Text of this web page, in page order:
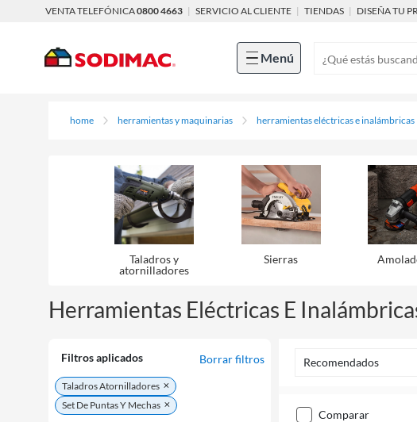
VENTA TELEFÓNICA0800 4663 | SERVICIO AL CLIENTE | TIENDAS | DISEÑA TU
Menú
home herramientas y maquinarias herramientas eléctricas e inalámbricas
Taladros y
atornilladores
Sierras
Herramientas Eléctricas E
Filtros aplicados Borrar filtros
Taladros Atornilladores
Set De Puntas Y Mechas
Recomendados
comparar